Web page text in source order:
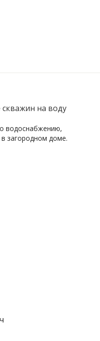
водоснабжению,
загородном доме.